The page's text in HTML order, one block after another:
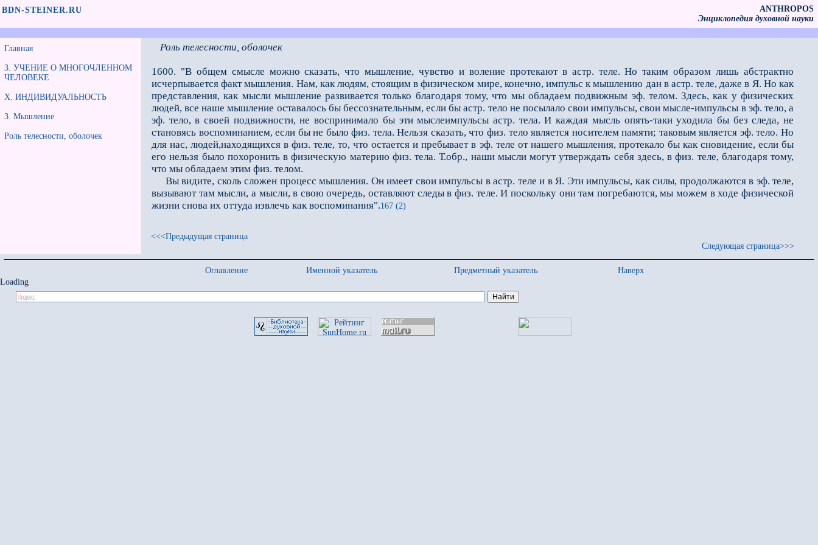
BDN-STEINER.RU
ANTHROPOS
Энциклопедия духовной науки
Главная
3. УЧЕНИЕ О МНОГОЧЛЕННОМ
ЧЕЛОВЕКЕ
Х. ИНДИВИДУАЛЬНОСТЬ
3. Мышление
Роль телесности, оболочек
Роль телесности, оболочек
1600. "В общем смысле можно сказать, что мышление, чувство и воление протекают в астр. теле. Но таким образом лишь абстрактно
исчерпывается факт мышления. Нам, как людям, стоящим в физическом мире, ко­нечно, импульс к мышлению дан в астр. теле, даже в Я. Но как
представления, как мысли мышление разви­вается только благодаря тому, что мы обладаем подвижным эф. телом. Здесь, как у физических
людей, все наше мышление оставалось бы бессознательным, если бы астр. тело не посылало свои импульсы, свои мысле-импульсы в эф. тело, а
эф. тело, в своей подвижности, не воспринимало бы эти мыслеимпульсы астр. тела. И каждая мысль опять-таки уходила бы без следа, не
становясь воспоминанием, если бы не было физ. тела. Нельзя сказать, что физ. тело является носителем памяти; таковым является эф. тело. Но
для нас, людей,на­ходящихся в физ. теле, то, что остается и пребывает в эф. теле от нашего мышления, протекало бы как сно­видение, если бы
его нельзя было похоронить в физическую материю физ. тела. Т.обр., наши мысли могут ут­верждать себя здесь, в физ. теле, благодаря тому,
что мы обладаем этим физ. телом.
Вы видите, сколь сложен процесс мышления. Он имеет свои импульсы в астр. теле и в Я. Эти импульсы, как силы, продолжаются в эф. теле,
вызывают там мысли, а мысли, в свою очередь, оставляют следы в физ. теле. И поскольку они там погребаются, мы можем в ходе физической
жизни снова их оттуда извлечь как воспоминания".167 (2)
<<<Предыдущая страница
Следующая страница>>>
Оглавление Именной указатель Предметный указатель
Наверх
Loading